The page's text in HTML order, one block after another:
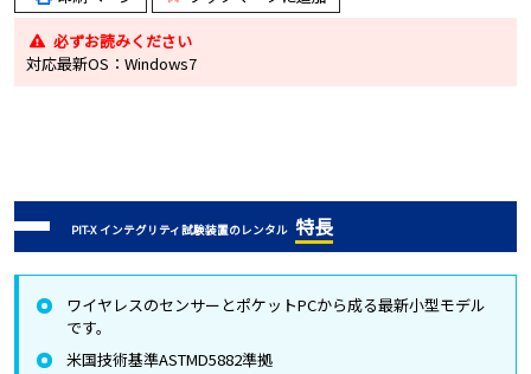
必ずお読みください
対応最新OS：Windows7
PIT-X インテグリティ試験装置のレンタル 特長
ワイヤレスのセンサーとポケットPCから成る最新小型モデル
です。
米国技術基準ASTMD5882準拠